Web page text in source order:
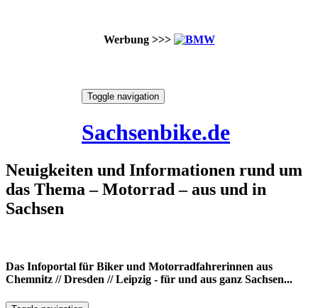
Werbung >>>
Toggle navigation
Sachsenbike.de
Neuigkeiten und Informationen rund um
das Thema – Motorrad – aus und in
Sachsen
Das Infoportal für Biker und Motorradfahrerinnen aus
Chemnitz // Dresden // Leipzig - für und aus ganz Sachsen...